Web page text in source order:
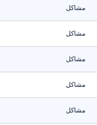
مشاكل
مشاكل
مشاكل
مشاكل
مشاكل